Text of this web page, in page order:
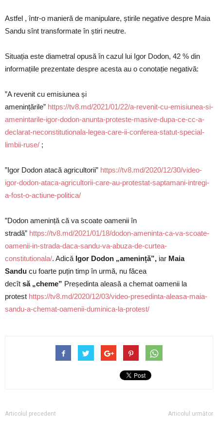
Astfel , într-o manieră de manipulare, știrile negative despre Maia
Sandu sînt transformate în știri neutre.
Situația este diametral opusă în cazul lui Igor Dodon, 42 % din
informațiile prezentate despre acesta au o conotație negativă:
”A revenit cu emisiunea și
amenințările” https://tv8.md/2021/01/22/a-revenit-cu-emisiunea-si-
amenintarile-igor-dodon-anunta-proteste-masive-dupa-ce-cc-a-
declarat-neconstitutionala-legea-care-ii-conferea-statut-special-
limbii-ruse/ ;
”Igor Dodon atacă agricultorii” https://tv8.md/2020/12/30/video-
igor-dodon-ataca-agricultorii-care-au-protestat-saptamani-intregi-
a-fost-o-actiune-politica/
”Dodon amenință că va scoate oamenii în
stradă” https://tv8.md/2021/01/18/dodon-ameninta-ca-va-scoate-
oamenii-in-strada-daca-sandu-va-abuza-de-curtea-
constitutionala/. Adică Igor Dodon „amenință”, iar Maia
Sandu cu foarte puțin timp în urmă, nu făcea
decît să „cheme” Președinta aleasă a chemat oamenii la
protest https://tv8.md/2020/12/03/video-presedinta-aleasa-maia-
sandu-a-chemat-oamenii-duminica-la-protest/
Articolul precedent Articolul următor